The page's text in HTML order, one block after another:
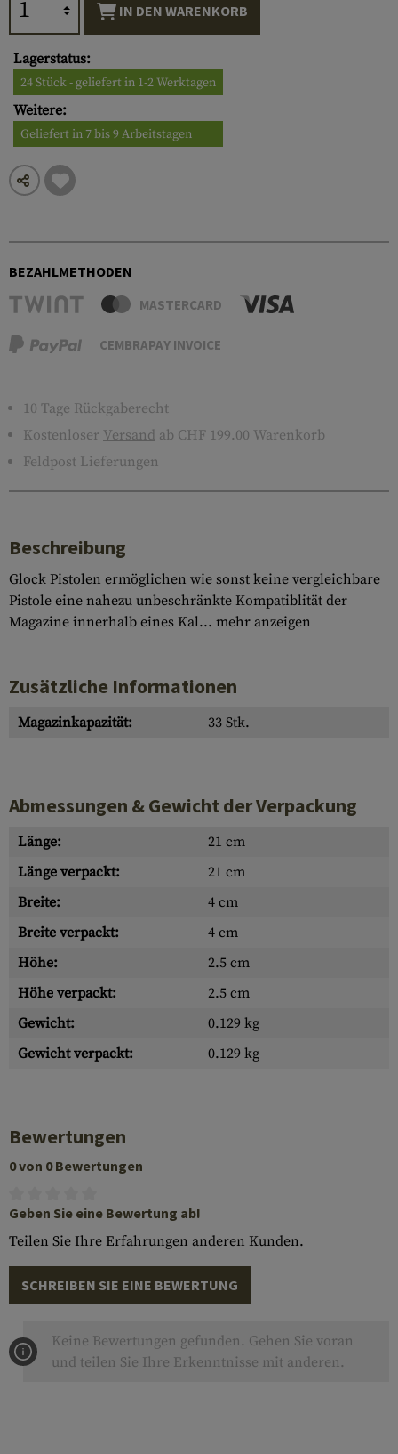
IN DEN WARENKORB
Lagerstatus:
24 Stück - geliefert in 1-2 Werktagen
Weitere:
Geliefert in 7 bis 9 Arbeitstagen
BEZAHLMETHODEN
MASTERCARD
CEMBRAPAY INVOICE
10 Tage Rückgaberecht
Kostenloser Versand ab CHF 199.00 Warenkorb
Feldpost Lieferungen
Beschreibung
Glock Pistolen ermöglichen wie sonst keine vergleichbare
Pistole eine nahezu unbeschränkte Kompatiblität der
Magazine innerhalb eines Kal... mehr anzeigen
Zusätzliche Informationen
Magazinkapazität: 33 Stk.
Abmessungen & Gewicht der Verpackung
Länge:
21 cm
Länge verpackt:
21 cm
Breite:
4 cm
Breite verpackt:
4 cm
Höhe:
2.5 cm
Höhe verpackt:
2.5 cm
Gewicht:
0.129 kg
Gewicht verpackt:
0.129 kg
Bewertungen
0 von 0 Bewertungen
Geben Sie eine Bewertung ab!
Teilen Sie Ihre Erfahrungen anderen Kunden.
SCHREIBEN SIE EINE BEWERTUNG
Keine Bewertungen gefunden. Gehen Sie voran
und teilen Sie Ihre Erkenntnisse mit anderen.